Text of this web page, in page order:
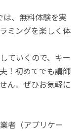
は、無料体験を実
ミングを楽しく体
ていくので、キー
！初めてでも講師
ん。ぜひお気軽に
者（アプリケー